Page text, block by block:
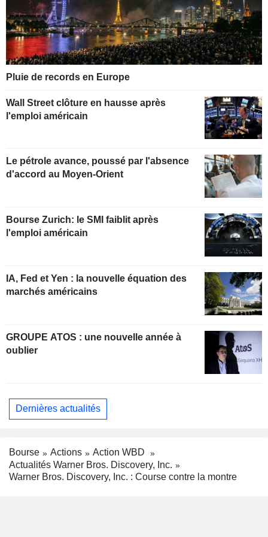
Pluie de records en Europe
Wall Street clôture en hausse après
l'emploi américain
Le pétrole avance, poussé par l'absence
d'accord au Moyen-Orient
Bourse Zurich: le SMI faiblit après
l'emploi américain
IA, Fed et Yen : la nouvelle équation des
marchés américains
GROUPE ATOS : une nouvelle année à
oublier
Dernières actualités
Bourse Actions
Action WBD
Actualités Warner Bros. Discovery, Inc.
Warner Bros. Discovery, Inc. : Course contre la montre